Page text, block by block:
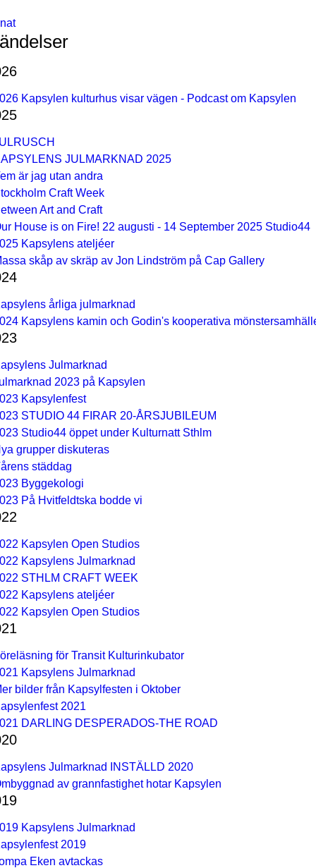
Kapsylen kulturhus visar vägen - Podcast om Kapsylen
JULMARKNAD 2025
är jag utan andra
Craft Week
Art and Craft
House is on Fire! 22 augusti - 14 September 2025 Studio44
Kapsylens ateljéer
skåp av skräp av Jon Lindström på Cap Gallery
årliga julmarknad
Kapsylens kamin och Godin's kooperativa
Julmarknad
2023 på Kapsylen
Kapsylenfest
STUDIO 44 FIRAR 20-ÅRSJUBILEUM
Studio44 öppet under Kulturnatt Sthlm
grupper diskuteras
städdag
Byggekologi
På Hvitfeldtska bodde vi
Kapsylen Open Studios
Kapsylens Julmarknad
STHLM CRAFT WEEK
Kapsylens ateljéer
Kapsylen Open Studios
för Transit Kulturinkubator
Kapsylens Julmarknad
bilder från Kapsylfesten i Oktober
2021
DARLING DESPERADOS-THE ROAD
Julmarknad INSTÄLLD 2020
av grannfastighet hotar Kapsylen
Kapsylens Julmarknad
2019
Eken avtackas